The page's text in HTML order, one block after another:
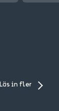
Läs in fler